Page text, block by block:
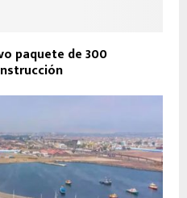
paquete de 300